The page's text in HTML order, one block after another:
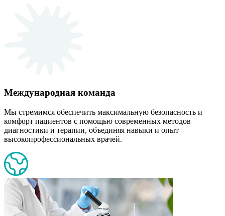
Международная команда
Мы стремимся обеспечить максимальную безопасность и
комфорт пациентов с помощью современных методов
диагностики и терапии, объединяя навыки и опыт
высокопрофессиональных врачей.